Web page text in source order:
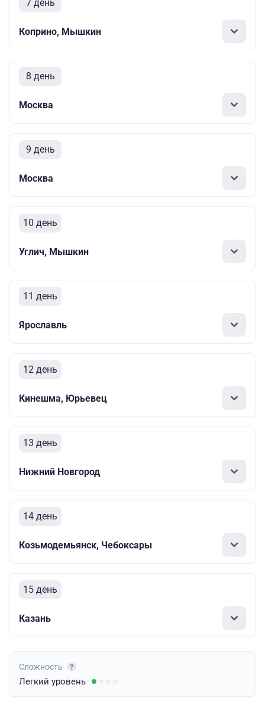
7 день
Коприно, Мышкин
8 день
Москва
9 день
Москва
10 день
Углич, Мышкин
11 день
Ярославль
12 день
Кинешма, Юрьевец
13 день
Нижний Новгород
14 день
Козьмодемьянск, Чебоксары
15 день
Казань
Сложность
Легкий уровень